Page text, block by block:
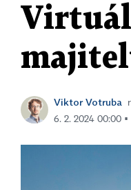
Viktor Votruba
6. 2. 2024 00:00